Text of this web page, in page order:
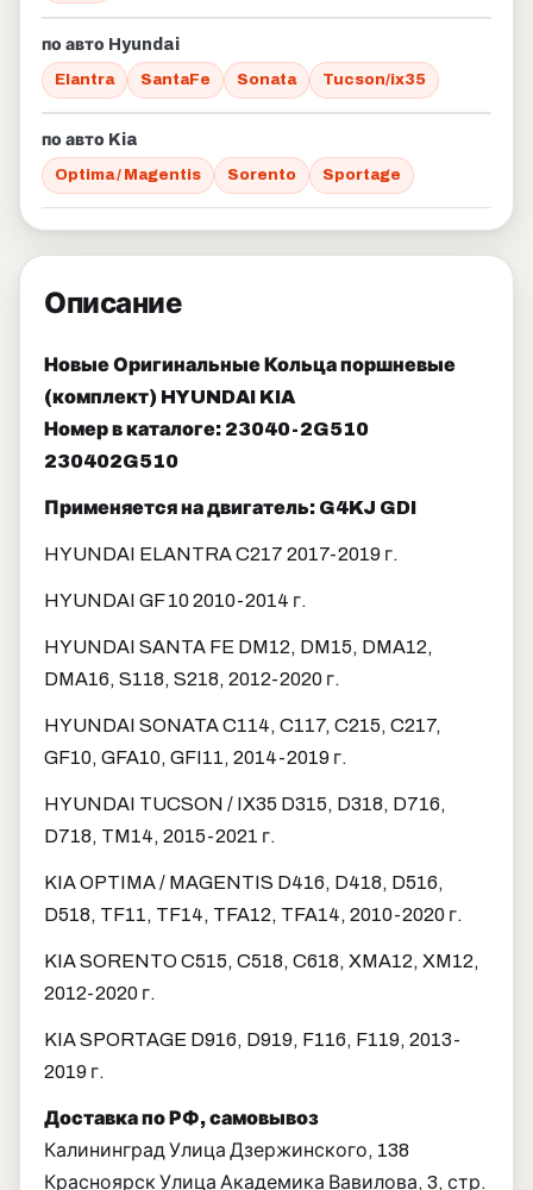
по авто Hyundai
Elantra SantaFe Sonata Tucson/ix35
по авто Kia
Optima / Magentis Sorento Sportage
Описание
Новые Оригинальные Кольца поршневые
(комплект) HYUNDAI KIA
Номер в каталоге: 23040-2G510
230402G510
Применяется на двигатель: G4KJ GDI
HYUNDAI ELANTRA C217 2017-2019 г.
HYUNDAI GF 10 2010-2014 г.
HYUNDAI SANTA FE DM12, DM15, DMA12,
DMA16, S118, S218, 2012-2020 г.
HYUNDAI SONATA C114, C117, C215, C217,
GF10, GFA10, GFI11, 2014-2019 г.
HYUNDAI TUCSON / IX35 D315, D318, D716,
D718, TM14, 2015-2021 г.
KIA OPTIMA / MAGENTIS D416, D418, D516,
D518, TF11, TF14, TFA12, TFA14, 2010-2020 г.
KIA SORENTO C515, C518, C618, XMA12, XM12,
2012-2020 г.
KIA SPORTAGE D916, D919, F116, F119, 2013-
2019 г.
Доставка по РФ, самовывоз
Калининград Улица Дзержинского, 138
Красноярск Улица Академика Вавилова, 3, стр.